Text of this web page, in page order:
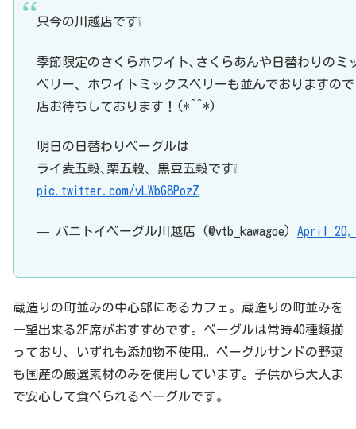
只今の川越店です❕
季節限定のさくらホワイト､さくらあんや日替わりのミ
ベリー、ホワイトミックスベリーも並んでおりますの
店お待ちしております！(*^^*)
明日の日替わりベーグルは
ライ麦五穀､栗五穀、黒豆五穀です❕
pic.twitter.com/vLWbG8PozZ
— バニトイベーグル川越店 (@vtb_kawagoe) April 20,
蔵造りの町並みの中心部にあるカフェ。蔵造りの町並みを
一望出来る2F席がおすすめです。ベーグルは常時40種類揃
っており、いずれも添加物不使用。ベーグルサンドの野菜
も国産の厳選素材のみを使用しています。子供から大人ま
で安心して食べられるベーグルです。